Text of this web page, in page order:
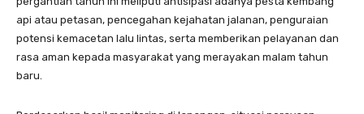
api atau petasan, pencegahan kejahatan jalanan, penguraian
potensi kemacetan lalu lintas, serta memberikan pelayanan dan
rasa aman kepada masyarakat yang merayakan malam tahun
baru.